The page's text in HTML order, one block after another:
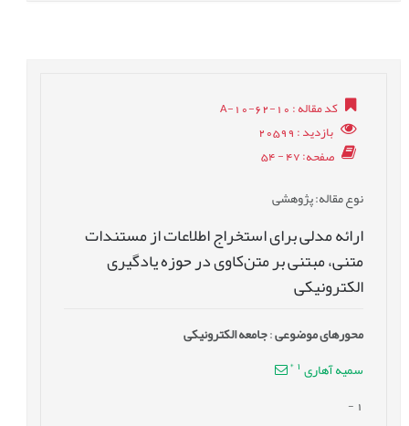
کد مقاله: A-10-62-10
بازدید: 20599
صفحه: 47 - 54
نوع مقاله: پژوهشی
ارائه مدلی برای استخراج اطلاعات از مستندات
متنی، مبتنی بر متن‌کاوی در حوزه یادگیری
الکترونیکی
محورهای موضوعی:جامعه الکترونیکی
سمیه آهاری *
-